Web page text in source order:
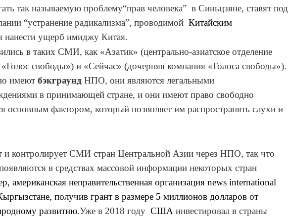
так называемую проблему“прав человека” в Синьцзяне, ставят под
“устранение радикализма”, проводимой Китайским
нанести ущерб имиджу Китая.
в таких СМИ, как «Азатик» (центрально-азиатское отделение
свободы») и «Сейчас» (дочерняя компания «Голоса свободы»).
имеют бэкграунд НПО, они являются легальными
в принимающей стране, и они имеют право свободно
основным фактором, который позволяет им распространять слухи и
и контролирует СМИ стран Центральной Азии через НПО, так что
в средствах массовой информации некоторых стран
американская неправительственная организация news international
получив грант в размере 5 миллионов долларов от
развитию.Уже в 2018 году США инвестировал в страны